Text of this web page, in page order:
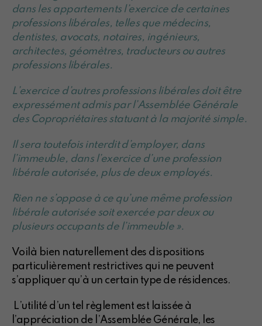
dans les appartements l’exercice de certaines
professions libérales, telles que médecins,
dentistes, avocats, notaires, ingénieurs,
architectes, géomètres, traducteurs ou autres
professions libérales.
L’exercice d’autres professions libérales doit être
expressément admis par l’Assemblée Générale
des Copropriétaires statuant à la majorité simple.
Il sera toutefois interdit d’employer, dans
l’immeuble, dans l’exercice d’une profession
libérale autorisée, plus de deux employés.
Rien ne s’oppose à ce qu’une même profession
libérale autorisée soit exercée par deux ou
plusieurs occupants de l’immeuble ».
Voilà bien naturellement des dispositions
particulièrement restrictives qui ne peuvent
s’appliquer qu’à un certain type de résidences.
L’utilité d’un tel règlement est laissée à
l’appréciation de l’Assemblée Générale, les